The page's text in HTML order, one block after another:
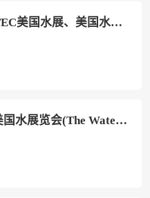
WEFTEC美国水展、美国水处理展将于2023年10月2-4日举办，北美领先水处理展！展位、门票、邀请函如何申请
2026美国水展览会(The Water Expo)观展攻略（时间/地点/观众预约）